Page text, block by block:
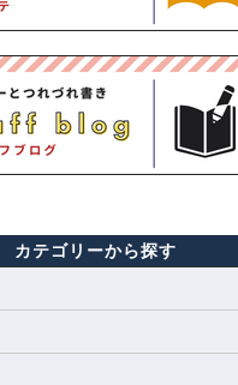
カテゴリーから探す